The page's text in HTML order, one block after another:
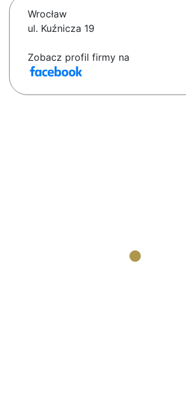
Wrocław
ul. Kuźnicza 19
Zobacz profil firmy na